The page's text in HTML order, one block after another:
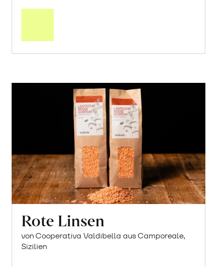
Rote Linsen
von Cooperativa Valdibella aus Camporeale,
Sizilien